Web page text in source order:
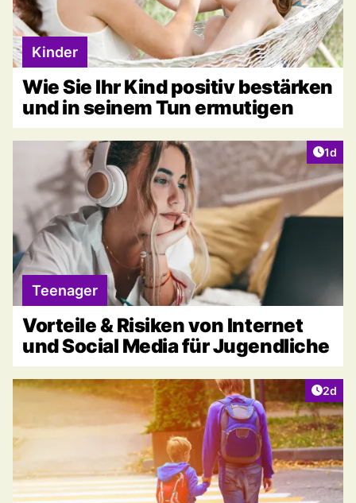
Kinder
Wie Sie Ihr Kind positiv bestärken
und in seinem Tun ermutigen
1d
Teenager
Vorteile & Risiken von Internet
und Social Media für Jugendliche
2d